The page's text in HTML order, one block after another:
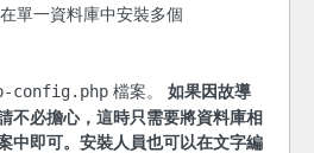
單一資料庫中安裝多個
config.php 檔案。 如果因故導
不必擔心，這時只需要將資料庫相
中即可。安裝人員也可以在文字編